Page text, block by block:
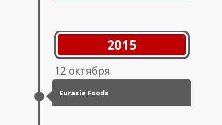
2015
12 октября
Eurasia Foods